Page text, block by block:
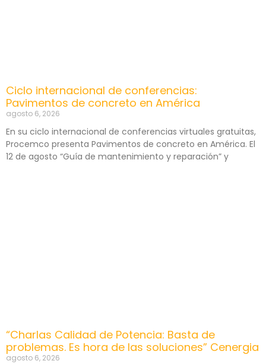
Ciclo internacional de conferencias:
Pavimentos de concreto en América
agosto 6, 2026
En su ciclo internacional de conferencias virtuales gratuitas,
Procemco presenta Pavimentos de concreto en América. El
12 de agosto “Guía de mantenimiento y reparación” y
“Charlas Calidad de Potencia: Basta de
problemas. Es hora de las soluciones” Cenergia
agosto 6, 2026